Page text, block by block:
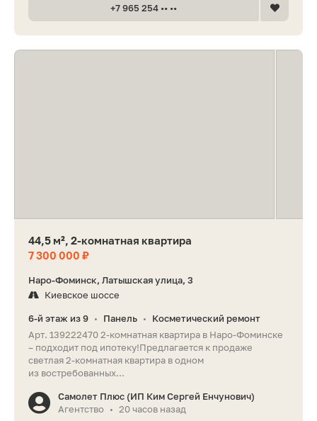
+7 965 254 •• ••
44,5 м², 2-комнатная квартира
7 300 000 ₽
Наро-Фоминск, Латышская улица, 3
Киевское шоссе
6-й этаж из 9 • Панель •
Косметический ремонт
Арт. 139222470 2-комнатная квартира в Наро-Фоминске
– подходит под ипотеку!Предлагается к продаже
светлая 2-комнатная квартира в одном
из востребованных...
Самолет Плюс (ИП Ким Сергей Енчунович)
Агентство
• 20 часов назад